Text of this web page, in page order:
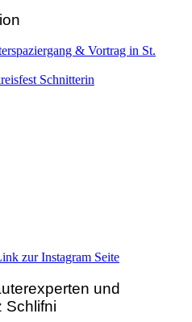
& Vortrag in St.
Schnitterin
und
Schlifni